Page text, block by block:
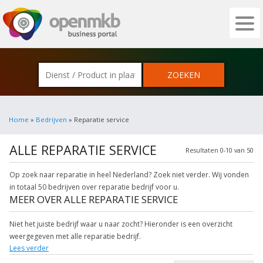
OPENMKB - DE ZAKELIJKE PORTAL
Home » Bedrijven » Reparatie service
Resultaten 0-10 van 50
ALLE REPARATIE SERVICE
Op zoek naar reparatie in heel Nederland? Zoek niet verder. Wij vonden
in totaal 50 bedrijven over reparatie bedrijf voor u.
MEER OVER ALLE REPARATIE SERVICE
Niet het juiste bedrijf waar u naar zocht? Hieronder is een overzicht
weergegeven met alle reparatie bedrijf.
Wilt u meer weten over witgoed reparatie? Klik op het item om meer over
Lees verder